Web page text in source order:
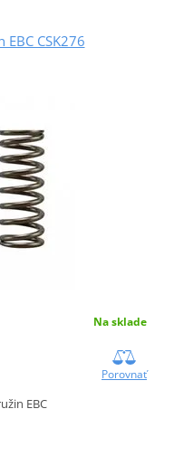
CSK276
Na sklade
Porovnať
EBC